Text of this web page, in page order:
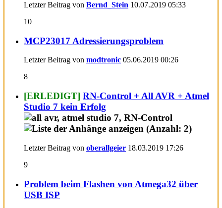
Letzter Beitrag von Bernd_Stein 10.07.2019 05:33
10
MCP23017 Adressierungsproblem
Letzter Beitrag von modtronic 05.06.2019 00:26
8
[ERLEDIGT] RN-Control + All AVR + Atmel
Studio 7 kein Erfolg
Letzter Beitrag von oberallgeier 18.03.2019 17:26
9
Problem beim Flashen von Atmega32 über
USB ISP